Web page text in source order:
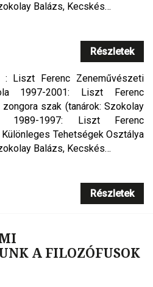
Balázs, Kecskés…
Részletek
: Liszt Ferenc Zeneművészeti
1997-2001: Liszt Ferenc
szak (tanárok: Szokolay
1989-1997: Liszt Ferenc
Tehetségek Osztálya
Balázs, Kecskés…
Részletek
A FILOZÓFUSOK